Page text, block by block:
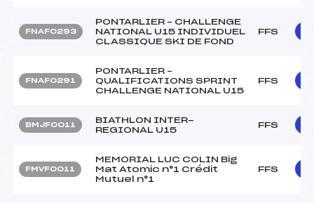
FNAF0293
PONTARLIER – CHALLENGE
NATIONAL U15 INDIVIDUEL
CLASSIQUE SKI DE FOND
FFS
FNAF0291
PONTARLIER –
QUALIFICATIONS SPRINT
CHALLENGE NATIONAL U15
FFS
BMJF0011
BIATHLON INTER-
REGIONAL U15
FFS
FMVF0011
MEMORIAL LUC COLIN Big
Mat Atomic n°1 Crédit
Mutuel n°1
FFS